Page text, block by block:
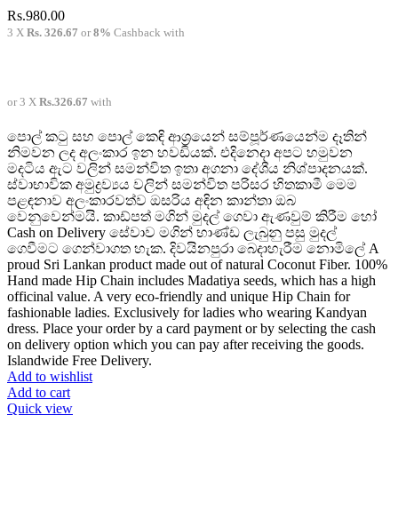
Rs.980.00
3 X Rs. 326.67 or8% Cashback with
or 3 X Rs.326.67 with
පොල් කටු සහ පොල් කෙඳි ආශ්‍රයෙන් සම්පූර්ණයෙන්ම දෑතින්
නිමවන ලද අලංකාර ඉන හවඩියක්. එදිනෙදා අපට හමුවන
මදටිය ඇට වලින් සමන්විත ඉතා අගනා දේශීය නිශ්පාදනයක්.
ස්වාභාවික අමුද්‍රව්‍යය වලින් සමන්විත පරිසර හිතකාමී මෙම
පළඳනාව අලංකාරවත්ව ඔසරිය අඳින කාන්තා ඔබ
වෙනුවෙන්මයි. කාඩ්පත් මගින් මුදල් ගෙවා ඇණවුම් කිරීම හෝ
Cash on Delivery සේවාව මගින් භාණ්ඩ ලැබුනු පසු මුදල්
ගෙවීමට ගෙන්වාගත හැක. දිවයිනපුරා බෙදාහැරීම නොමිලේ A
proud Sri Lankan product made out of natural Coconut Fiber. 100%
Hand made Hip Chain includes Madatiya seeds, which has a high
officinal value. A very eco-friendly and unique Hip Chain for
fashionable ladies. Exclusively for ladies who wearing Kandyan
dress. Place your order by a card payment or by selecting the cash
on delivery option which you can pay after receiving the goods.
Islandwide Free Delivery.
Add to wishlist
Add to cart
Quick view